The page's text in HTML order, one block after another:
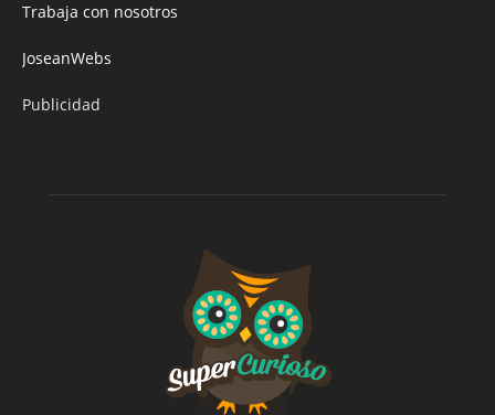
Trabaja con nosotros
JoseanWebs
Publicidad